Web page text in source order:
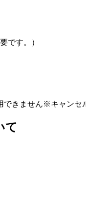
です。）
できません※キャンセ
て